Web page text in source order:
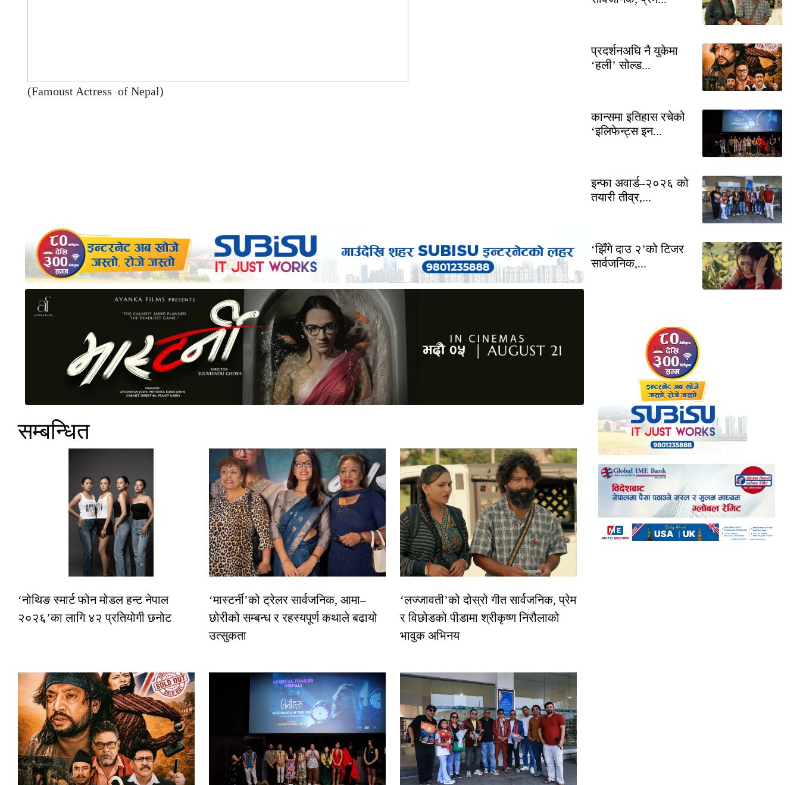
(Famoust Actress of Nepal)
सम्बन्धित
‘नोथिङ स्मार्ट फोन मोडल हन्ट नेपाल
२०२६’का लागि ४२ प्रतियोगी छनोट
‘मास्टर्नी’को ट्रेलर सार्वजनिक, आमा–
छोरीको सम्बन्ध र रहस्यपूर्ण कथाले बढायो
उत्सुकता
‘लज्जावती’को दोस्रो गीत सार्वजनिक, प्रेम
र विछोडको पीडामा श्रीकृष्ण निरौलाको
भावुक अभिनय
प्रदर्शनअघि नै युकेमा
‘हली’ सोल्ड...
कान्समा इतिहास रचेको
‘इलिफेन्ट्स इन...
इन्फा अवार्ड–२०२६ को
तयारी तीव्र,...
‘झिँगे दाउ २’को टिजर
सार्वजनिक,...